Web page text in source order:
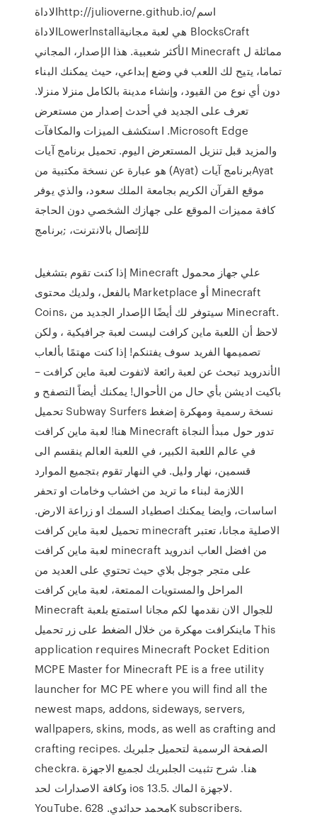
الاداةhttp://julioverne.github.io/اسم
الاداةLowerlnstall‏⁧‫ BlocksCraft هي لعبة مجانية
مماثلة ل Minecraft الأكثر شعبية. هذا الإصدار، المجاني
تماما، يتيح لك اللعب في وضع إبداعي، حيث يمكنك البناء
دون أي نوع من القيود، وإنشاء مدينة بالكامل منزلا منزلا.
تعرف على الجديد في أحدث إصدار من مستعرض
Microsoft Edge. استكشف الميزات والمكافآت
والمزيد قبل تنزيل المستعرض اليوم. تحميل برنامج آيات
Ayatبرنامج آيات (Ayat) هو عبارة عن نسخة مكتبية من
موقع القرآن الكريم بجامعة الملك سعود، والذي يوفر
كافة مميزات الموقع على جهازك الشخصي دون الحاجة
للإتصال بالانترنت، ;برنامج
إذا كنت تقوم بتشغيل Minecraft علي جهاز محمول
بالفعل، ولديك محتوى Marketplace أو Minecraft
Coins، سيتوفر لك أيضًا الإصدار الجديد من Minecraft.
لاحظ أن اللعبة ماين كرافت ليست لعبة جرافيكية ، ولكن
تصميمها الفريد سوف يفتنكم! إذا كنت مهتمًا بألعاب
الأندرويد تبحث عن لعبة رائعة لاتفوت لعبة ماين كرافت –
باكيت اديشن بأي حال من الأحوال! يمكنك أيضاً التصفح و
تحميل Subway Surfers نسخة رسمية ومهكرة إضغط
هنا! لعبة ماين كرافت Minecraft تدور حول مبدأ النجاة
في عالم اللعبة الكبير، في اللعبة العالم ينقسم الى
قسمين، نهار وليل. في النهار تقوم بتجميع الموارد
اللازمة لبناء ما تريد من اخشاب وخامات او تحفر
اساسات، وايضا يمكنك اصطياد السمك او زراعة الارض.
تحميل لعبة ماين كرافت minecraft الاصلية مجانا، تعتبر
لعبة ماين كرافت minecraft من افضل العاب اندرويد
على متجر جوجل بلاي حيث تحتوي على العديد من
المراحل والمستويات الممتعة، لعبة ماين كرافت
Minecraft للجوال الان نقدمها لكم مجانا استمتع بلعبة
ماينكرافت مهكرة من خلال الضغط على زر تحميل This
application requires Minecraft Pocket Edition
MCPE Master for Minecraft PE is a free utility
launcher for MC PE where you will find all the
newest maps, addons, sideways, servers,
wallpapers, skins, mods, as well as crafting and
crafting recipes. الصفحة الرسمية لتحميل جلبريك
checkra. هنا. شرح تثبيت الجلبريك لجميع الاجهزة
وكافة الاصدارات لحد ios 13.5. لاجهزة الماك.
YouTube. محمد حدائدي. 628K subscribers.